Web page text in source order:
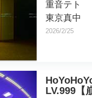
重音テト
東京真中
2026/2/25
LV.999【